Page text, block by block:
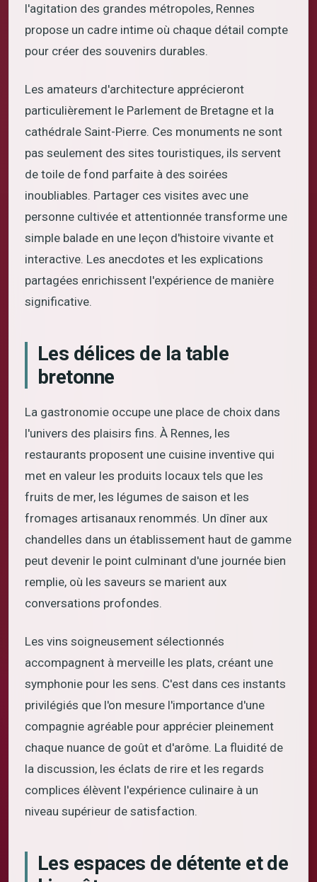
l'agitation des grandes métropoles, Rennes
propose un cadre intime où chaque détail compte
pour créer des souvenirs durables.
Les amateurs d'architecture apprécieront
particulièrement le Parlement de Bretagne et la
cathédrale Saint-Pierre. Ces monuments ne sont
pas seulement des sites touristiques, ils servent
de toile de fond parfaite à des soirées
inoubliables. Partager ces visites avec une
personne cultivée et attentionnée transforme une
simple balade en une leçon d'histoire vivante et
interactive. Les anecdotes et les explications
partagées enrichissent l'expérience de manière
significative.
Les délices de la table
bretonne
La gastronomie occupe une place de choix dans
l'univers des plaisirs fins. À Rennes, les
restaurants proposent une cuisine inventive qui
met en valeur les produits locaux tels que les
fruits de mer, les légumes de saison et les
fromages artisanaux renommés. Un dîner aux
chandelles dans un établissement haut de gamme
peut devenir le point culminant d'une journée bien
remplie, où les saveurs se marient aux
conversations profondes.
Les vins soigneusement sélectionnés
accompagnent à merveille les plats, créant une
symphonie pour les sens. C'est dans ces instants
privilégiés que l'on mesure l'importance d'une
compagnie agréable pour apprécier pleinement
chaque nuance de goût et d'arôme. La fluidité de
la discussion, les éclats de rire et les regards
complices élèvent l'expérience culinaire à un
niveau supérieur de satisfaction.
Les espaces de détente et de